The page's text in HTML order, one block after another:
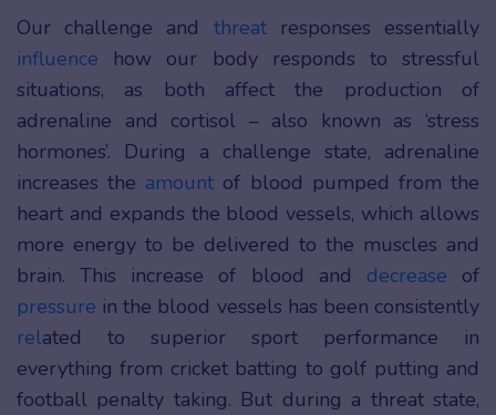
Our challenge and threatresponses essentially
influence how our body responds to stressful
situations, as both affect the production of
adrenaline and cortisol – also known as ‘stress
hormones’. During a challenge state, adrenaline
increases the amount of blood pumped from the
heart and expands the blood vessels, which allows
more energy to be delivered to the muscles and
brain. This increase of blood and decrease of
pressure in the blood vessels has been consistently
related to superior sport performance in
everything from cricket batting to golf putting and
football penalty taking. But during a threat state,